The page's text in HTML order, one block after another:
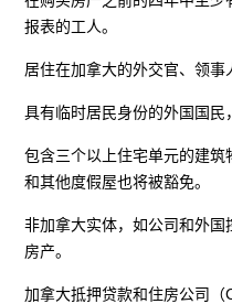
报表的工人。
居住在加拿大的外交官、领事
具有临时居民身份的外国国民
包含三个以上住宅单元的建
和其他度假屋也将被豁免。
非加拿大实体，如公司和外
房产。
加拿大抵押贷款和住房公司